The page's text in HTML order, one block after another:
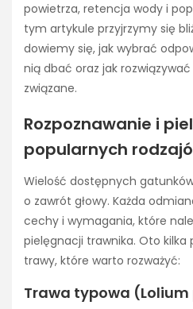
powietrza, retencja wody i
tym artykule przyjrzymy się
dowiemy się, jak wybrać
nią dbać oraz jak
związane.
Rozpoznawanie i
popularnych
Wielość dostępnych
o zawrót głowy. Każda
cechy i wymagania, które
pielęgnacji trawnika. Oto
trawy, które warto rozważyć:
Trawa typowa (Lolium